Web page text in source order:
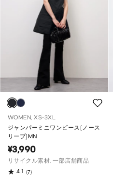
WOMEN, XS-3XL
ジャンパーミニワンピース(ノース
リーブ)MN
¥3,990
リサイクル素材, 一部店舗商品
4.1 (7)